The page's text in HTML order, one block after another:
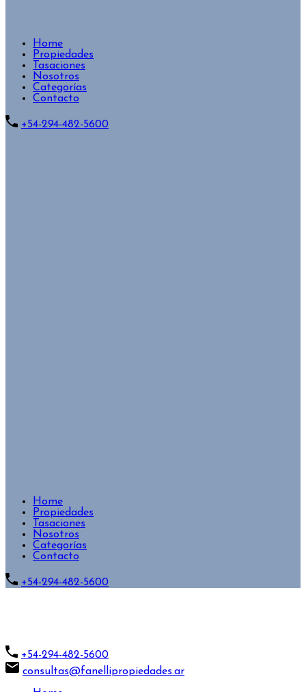
Home
Propiedades
Tasaciones
Nosotros
Categorías
Contacto
+54-294-482-5600
Home
Propiedades
Tasaciones
Nosotros
Categorías
Contacto
+54-294-482-5600
+54-294-482-5600
consultas@fanellipropiedades.ar